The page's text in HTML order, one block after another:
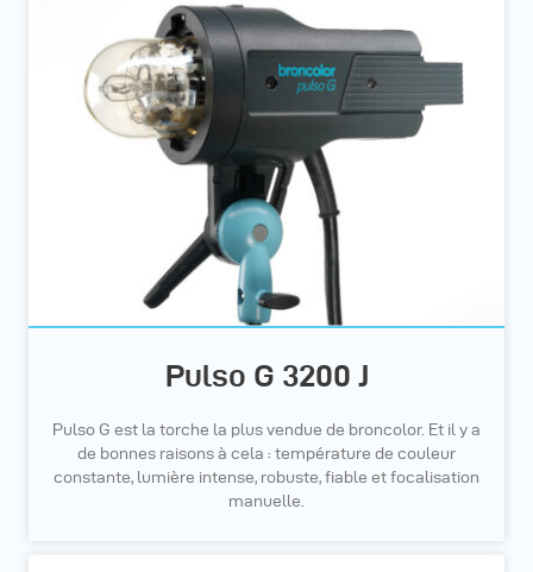
Pulso G 3200 J
Pulso G est la torche la plus vendue de broncolor. Et il y a
de bonnes raisons à cela : température de couleur
constante, lumière intense, robuste, fiable et focalisation
manuelle.